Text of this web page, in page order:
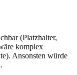
(Platzhalter,
komplex
Ansonsten würde